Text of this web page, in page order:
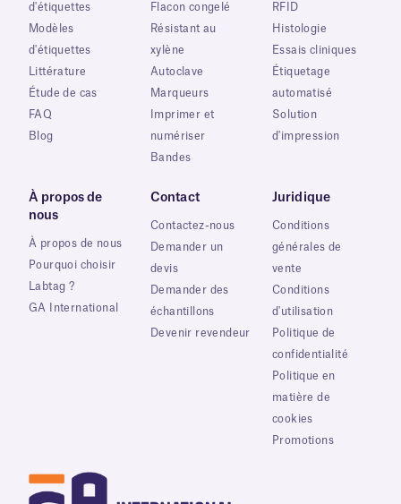
d'étiquettes
Modèles
d'étiquettes
Littérature
Étude de cas
FAQ
Blog
Flacon congelé
Résistant au
xylène
Autoclave
Marqueurs
Imprimer et
numériser
Bandes
RFID
Histologie
Essais cliniques
Étiquetage
automatisé
Solution
d'impression
À propos de
nous
À propos de nous
Pourquoi choisir
Labtag ?
GA International
Contact
Contactez-nous
Demander un
devis
Demander des
échantillons
Devenir revendeur
Juridique
Conditions
générales de
vente
Conditions
d'utilisation
Politique de
confidentialité
Politique en
matière de
cookies
Promotions